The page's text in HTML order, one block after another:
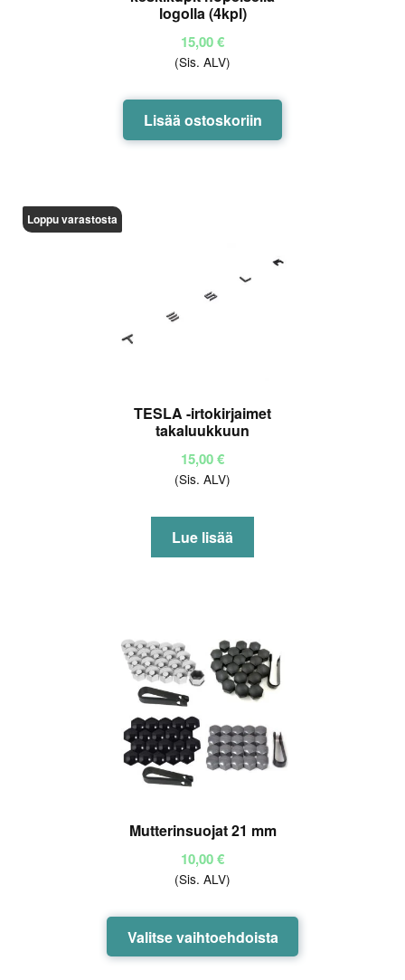
logolla (4kpl)
15,00€
(Sis. ALV)
Lisää ostoskoriin
Loppu varastosta
TESLA -irtokirjaimet
takaluukkuun
15,00€
(Sis. ALV)
Lue lisää
Mutterinsuojat 21 mm
10,00€
(Sis. ALV)
Valitse vaihtoehdoista
Tällä
tuotteella